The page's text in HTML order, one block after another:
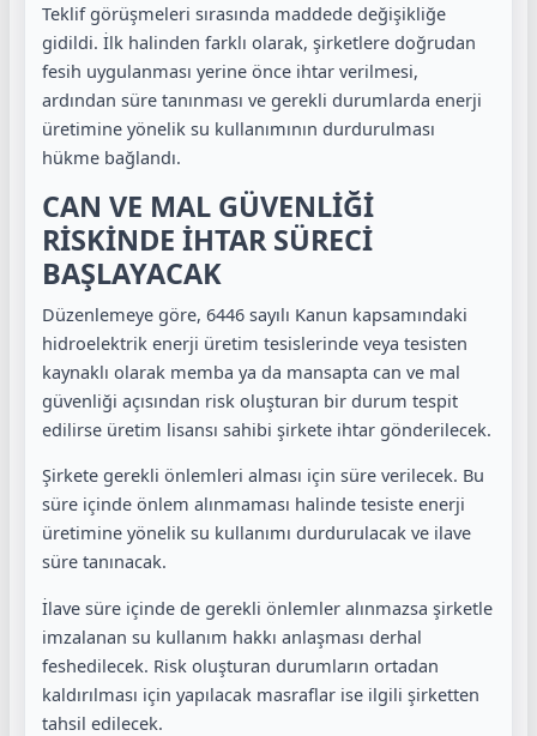
Teklif görüşmeleri sırasında maddede değişikliğe
gidildi. İlk halinden farklı olarak, şirketlere doğrudan
fesih uygulanması yerine önce ihtar verilmesi,
ardından süre tanınması ve gerekli durumlarda enerji
üretimine yönelik su kullanımının durdurulması
hükme bağlandı.
CAN VE MAL GÜVENLİĞİ
RİSKİNDE İHTAR SÜRECİ
BAŞLAYACAK
Düzenlemeye göre, 6446 sayılı Kanun kapsamındaki
hidroelektrik enerji üretim tesislerinde veya tesisten
kaynaklı olarak memba ya da mansapta can ve mal
güvenliği açısından risk oluşturan bir durum tespit
edilirse üretim lisansı sahibi şirkete ihtar gönderilecek.
Şirkete gerekli önlemleri alması için süre verilecek. Bu
süre içinde önlem alınmaması halinde tesiste enerji
üretimine yönelik su kullanımı durdurulacak ve ilave
süre tanınacak.
İlave süre içinde de gerekli önlemler alınmazsa şirketle
imzalanan su kullanım hakkı anlaşması derhal
feshedilecek. Risk oluşturan durumların ortadan
kaldırılması için yapılacak masraflar ise ilgili şirketten
tahsil edilecek.